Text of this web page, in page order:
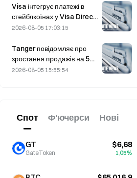
мільйонів доларів нижчою
за прогноз, а акції впали на
7,23%.
Visa інтегрує платежі в
стейблкоїнах у Visa Direct
завдяки партнерству із
2026-08-05 17:03:15
Tanger повідомляє про
зростання продажів на 5%
завдяки туризму під час
2026-08-05 15:55:54
Спот Ф'ючерси Нові
GT
GateToken
$6,68
1,05%